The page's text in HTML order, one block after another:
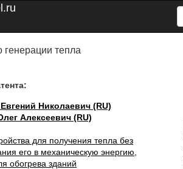
генерации тепла
Николаевич (RU)
Алексеевич (RU)
для получения тепла без
его в механическую энергию,
обогрева зданий